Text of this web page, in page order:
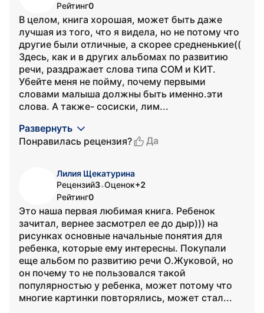
Рейтинг0
В целом, книга хорошая, может быть даже
лучшая из того, что я видела, но не потому что
другие были отличные, а скорее средненькие((
Здесь, как и в других альбомах по развитию
речи, раздражает слова типа СОМ и КИТ.
Убейте меня не пойму, почему первыми
словами малыша должны быть именно.эти
слова. А также- сосиски, лим...
Развернуть
Понравилась рецензия?
Да
Лилия Щекатурина
Рецензий3•Оценок+2
Рейтинг0
Это наша первая любимая книга. Ребенок
зачитал, вернее засмотрел ее до дыр))) на
рисунках основные начальные понятия для
ребенка, которые ему интересны. Покупали
еще альбом по развитию речи О.Жуковой, но
он почему то не пользовался такой
популярностью у ребенка, может потому что
многие картинки повторялись, может стал...